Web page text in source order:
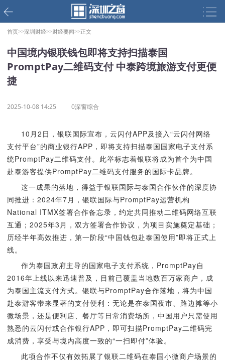
首页>>深圳财经>>财经要闻>>正文
中国境内银联钱包即将支持扫描泰国
PromptPay二维码支付 中泰跨境旅游支付更便
捷
2025-10-08 14:25 0深窗综合
10月2日，银联国际宣布，云闪付APP及接入“云闪付网络
支付平台”的商业银行APP，即将支持扫描泰国国家电子支付系
统PromptPay二维码支付。此举标志着银联将成为首个为中国
赴泰游客提供PromptPay二维码支付服务的国际卡品牌。
这一成果的落地，得益于银联国际与泰国合作伙伴的深度协
同推进：2024年7月，银联国际与PromptPay运营机构
National ITMX签署合作备忘录，约定共同推动二维码网络互联
互通；2025年3月，双方签署合作协议，为项目实施奠定基础；
历经半年高效推进，第一阶段“中国钱包赴泰国使用”即将正式上
线。
作为泰国政府主导的国家电子支付系统，PromptPay自
2016年上线以来迅速普及，目前已覆盖当地数百万家商户，成
为泰国主流支付方式。银联与PromptPay合作落地，将为中国
赴泰游客带来显著的支付便利：无论是在泰国夜市、路边摊等小
微场景，还是便利店、餐厅等日常消费场所，中国用户只需使用
熟悉的云闪付或合作银行APP，即可扫描PromptPay二维码完
成消费，享受与境内高度一致的“一扫即付”体验。
此项合作不仅有效拓展了银联二维码在泰国小微商户场景的